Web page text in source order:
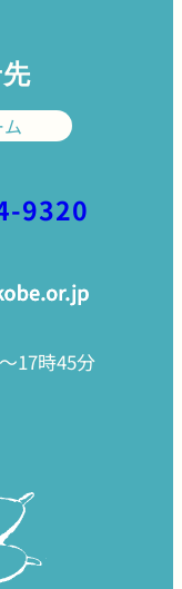
9320
17時45分